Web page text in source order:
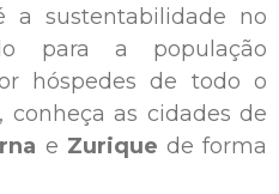
sustentabilidade no
para a população
hóspedes de todo o
conheça as cidades de
e Zurique de forma